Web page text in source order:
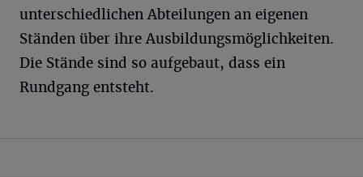
unterschiedlichen Abteilungen an eigenen
Ständen über ihre Ausbildungsmöglichkeiten.
Die Stände sind so aufgebaut, dass ein
Rundgang entsteht.